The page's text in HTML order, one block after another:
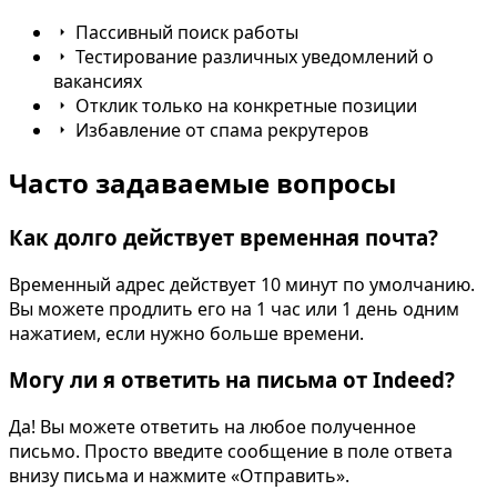
Пассивный поиск работы
Тестирование различных уведомлений о
вакансиях
Отклик только на конкретные позиции
Избавление от спама рекрутеров
Часто задаваемые вопросы
Как долго действует временная почта?
Временный адрес действует 10 минут по умолчанию.
Вы можете продлить его на 1 час или 1 день одним
нажатием, если нужно больше времени.
Могу ли я ответить на письма от Indeed?
Да! Вы можете ответить на любое полученное
письмо. Просто введите сообщение в поле ответа
внизу письма и нажмите «Отправить».